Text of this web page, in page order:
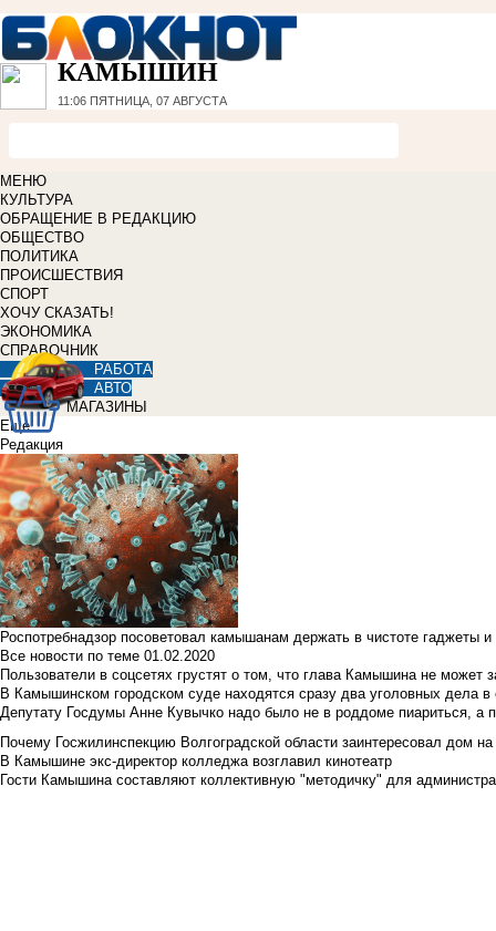
КАМЫШИН
11:06 ПЯТНИЦА, 07 АВГУСТА
МЕНЮ
КУЛЬТУРА
ОБРАЩЕНИЕ В РЕДАКЦИЮ
ОБЩЕСТВО
ПОЛИТИКА
ПРОИСШЕСТВИЯ
СПОРТ
ХОЧУ СКАЗАТЬ!
ЭКОНОМИКА
СПРАВОЧНИК
РАБОТА
АВТО
МАГАЗИНЫ
Еще
Редакция
Роспотребнадзор посоветовал камышанам держать в чистоте гаджеты
Все новости по теме 01.02.2020
Пользователи в соцсетях грустят о том, что глава Камышина не может
В Камышинском городском суде находятся сразу два уголовных дела
Депутату Госдумы Анне Кувычко надо было не в роддоме пиариться, а
Почему Госжилинспекцию Волгоградской области заинтересовал дом
В Камышине экс-директор колледжа возглавил кинотеатр
Гости Камышина составляют коллективную "методичку" для